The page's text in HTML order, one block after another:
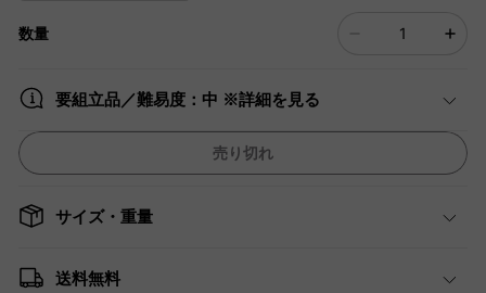
数量
要組立品／難易度：中 ※詳細を見る
売り切れ
サイズ・重量
送料無料